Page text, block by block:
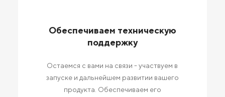
Обеспечиваем техническую
поддержку
Остаемся с вами на связи - участвуем в
запуске и дальнейшем развитии вашего
продукта. Обеспечиваем его